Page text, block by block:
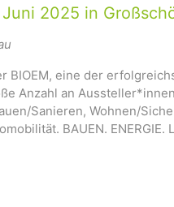
2025 in
BIOEM, eine der
Anzahl an
Sanieren, Wohnen/
BAUEN. ENERGIE.